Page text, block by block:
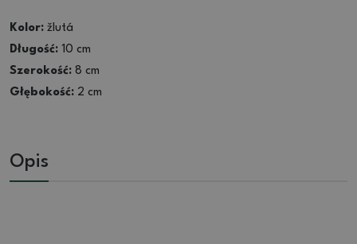
Kolor: žlutá
Długość: 10 cm
Szerokość: 8 cm
Głębokość: 2 cm
Opis